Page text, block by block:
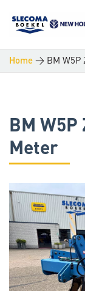
Home > BM W5P
BM
Meter